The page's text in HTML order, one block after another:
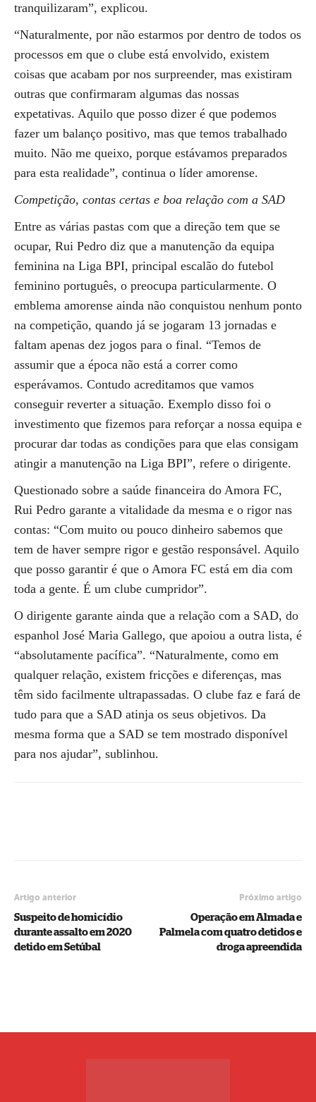
tranquilizaram”, explicou.
“Naturalmente, por não estarmos por dentro de todos os
processos em que o clube está envolvido, existem
coisas que acabam por nos surpreender, mas existiram
outras que confirmaram algumas das nossas
expetativas. Aquilo que posso dizer é que podemos
fazer um balanço positivo, mas que temos trabalhado
muito. Não me queixo, porque estávamos preparados
para esta realidade”, continua o líder amorense.
Competição, contas certas e boa relação com a SAD
Entre as várias pastas com que a direção tem que se
ocupar, Rui Pedro diz que a manutenção da equipa
feminina na Liga BPI, principal escalão do futebol
feminino português, o preocupa particularmente. O
emblema amorense ainda não conquistou nenhum ponto
na competição, quando já se jogaram 13 jornadas e
faltam apenas dez jogos para o final. “Temos de
assumir que a época não está a correr como
esperávamos. Contudo acreditamos que vamos
conseguir reverter a situação. Exemplo disso foi o
investimento que fizemos para reforçar a nossa equipa e
procurar dar todas as condições para que elas consigam
atingir a manutenção na Liga BPI”, refere o dirigente.
Questionado sobre a saúde financeira do Amora FC,
Rui Pedro garante a vitalidade da mesma e o rigor nas
contas: “Com muito ou pouco dinheiro sabemos que
tem de haver sempre rigor e gestão responsável. Aquilo
que posso garantir é que o Amora FC está em dia com
toda a gente. É um clube cumpridor”.
O dirigente garante ainda que a relação com a SAD, do
espanhol José Maria Gallego, que apoiou a outra lista, é
“absolutamente pacífica”. “Naturalmente, como em
qualquer relação, existem fricções e diferenças, mas
têm sido facilmente ultrapassadas. O clube faz e fará de
tudo para que a SAD atinja os seus objetivos. Da
mesma forma que a SAD se tem mostrado disponível
para nos ajudar”, sublinhou.
Artigo anterior
Suspeito de homicídio
durante assalto em 2020
detido em Setúbal
Próximo artigo
Operação em Almada e
Palmela com quatro detidos e
droga apreendida